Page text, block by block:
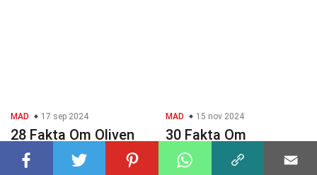
MAD 17 sep 2024
28 Fakta Om Oliven
MAD 15 nov 2024
30 Fakta Om
Enchiladas